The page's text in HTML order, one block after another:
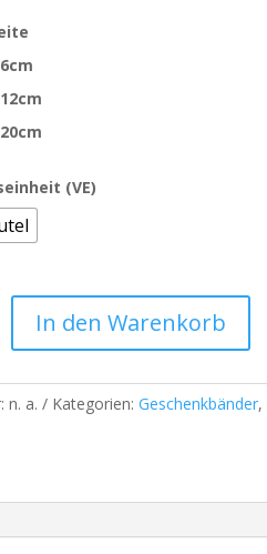
(VE)
In den Warenkorb
n. a. Kategorien: Geschenkbänder,